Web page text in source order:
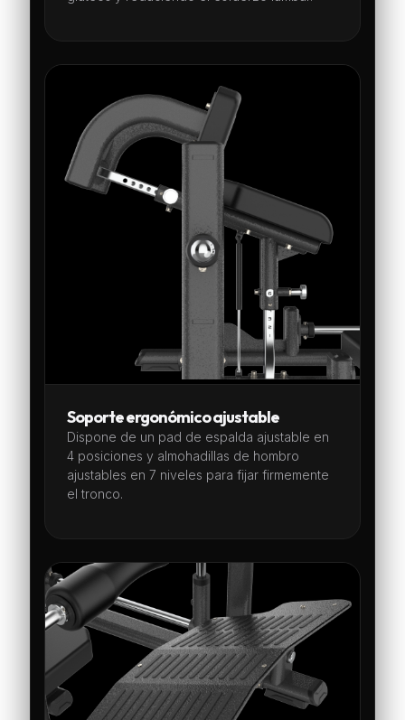
Soporte ergonómico ajustable
Dispone de un pad de espalda ajustable en
4 posiciones y almohadillas de hombro
ajustables en 7 niveles para fijar firmemente
el tronco.